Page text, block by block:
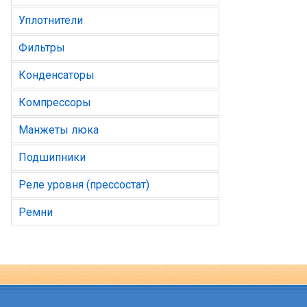
Уплотнители
Фильтры
Конденсаторы
Компрессоры
Манжеты люка
Подшипники
Реле уровня (прессостат)
Ремни